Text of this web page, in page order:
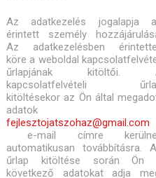
Az adatkezelés jogalapja
érintett személy
Az adatkezelésben
köre a weboldal
űrlapjának kitöltői.
kapcsolatfelvételi
kitöltésekor az Ön által
adatok
fejlesztojatszohaz@gmail.com
e-mail címre
automatikusan továbbításra.
űrlap kitöltése során Ön
következő adatokat adja